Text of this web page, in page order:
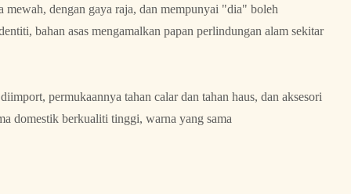
mewah, dengan gaya raja, dan mempunyai "dia" boleh
bahan asas mengamalkan papan perlindungan alam sekitar
permukaannya tahan calar dan tahan haus, dan aksesori
domestik berkualiti tinggi, warna yang sama